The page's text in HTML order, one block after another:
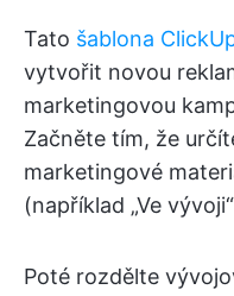
Tato šablona
vytvořit novou
marketingovou
Začněte tím, že
marketingové
(například „Ve
Poté rozdělte